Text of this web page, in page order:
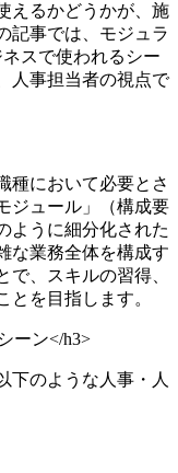
えるかどうかが、施
記事では、モジュラ
スで使われるシー
人事担当者の視点で
種において必要とさ
ジュール」（構成要
ように細分化された
な業務全体を構成す
で、スキルの習得、
を目指します。
ーン</h3>
下のような人事・人